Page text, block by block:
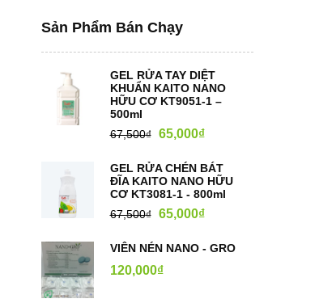
Sản Phẩm Bán Chạy
GEL RỬA TAY DIỆT
KHUẨN KAITO NANO
HỮU CƠ KT9051-1 –
500ml
67,500₫ 65,000₫
GEL RỬA CHÉN BÁT
ĐĨA KAITO NANO HỮU
CƠ KT3081-1 - 800ml
67,500₫ 65,000₫
VIÊN NÉN NANO - GRO
120,000₫